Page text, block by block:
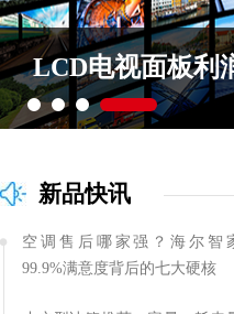
LCD电视面板利
新品快讯
空调售后哪家强？海尔智
99.9%满意度背后的七大硬核